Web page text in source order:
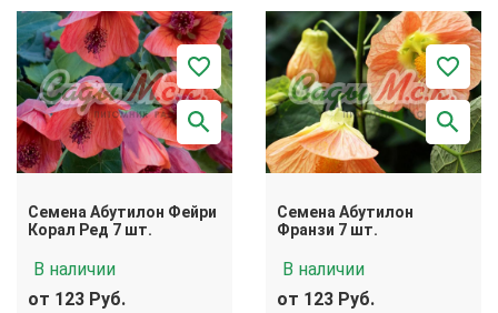
Семена Абутилон Фейри
Корал Ред 7 шт.
В наличии
от 123 Руб.
Семена Абутилон
Франзи 7 шт.
В наличии
от 123 Руб.